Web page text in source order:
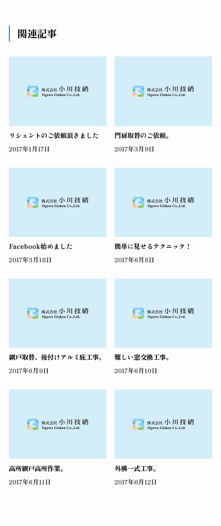
関連記事
リシェントのご依頼頂きました
2017年1月17日
門扉取替のご依頼。
2017年3月9日
Facebook始めました
2017年3月18日
簡単に見せるテクニック！
2017年6月8日
網戸取替、後付けアルミ庇工事。
2017年6月9日
難しい窓交換工事。
2017年6月10日
高所網戸高所作業。
2017年6月11日
外構一式工事。
2017年6月12日